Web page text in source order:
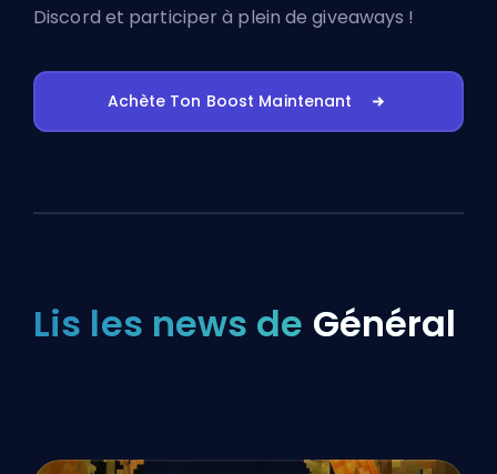
Discord et participer à plein de giveaways !
Achète Ton Boost Maintenant
Lis les news de Général